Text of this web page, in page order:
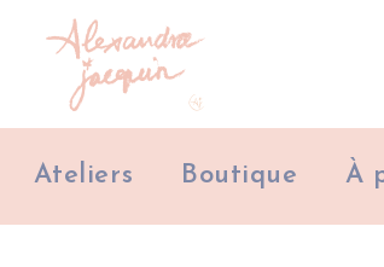
Ateliers Boutique À